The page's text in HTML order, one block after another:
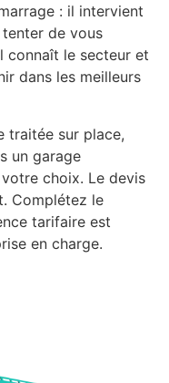
: il intervient
de vous
connaît le secteur et
dans les meilleurs
traitée sur place,
un garage
choix. Le devis
Complétez le
tarifaire est
en charge.